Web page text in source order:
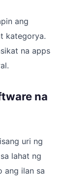
ang
kategorya.
na apps
na
uri ng
lahat ng
ang ilan sa